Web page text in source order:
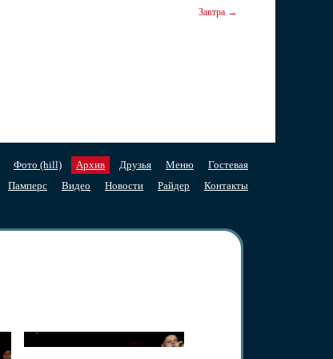
Завтра →
Фото (hill) Архив Друзья Меню
Гостевая
Памперс Видео Новости Райдер Контакты